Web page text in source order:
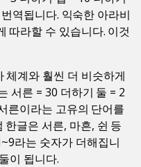
역됩니다. 익숙한 아라비
따라할 수 있습니다. 이것
체계와 훨씬 더 비슷하게
서른 = 30 더하기 둘 = 2
른이라는 고유의 단어를
한글은 서른, 마흔, 쉰 등
라는 숫자가 더해집니
이 됩니다.